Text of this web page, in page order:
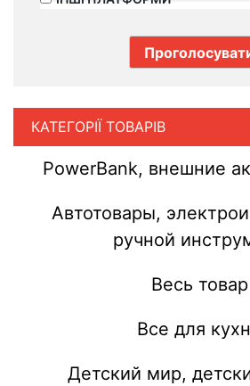
КАТЕГОРІЇ ТОВАРІВ
PowerBank, внешние
Автотовары,
ручной
Весь товар
Все для
Детский мир,